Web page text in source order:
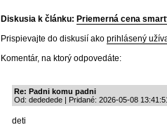
Diskusia k článku: Priemerná cena
Prispievajte do diskusií ako prihlásený
Komentár, na ktorý odpovedáte:
Re: Padni komu padni
Od: dededede | Pridané: 2026-05-08
deti